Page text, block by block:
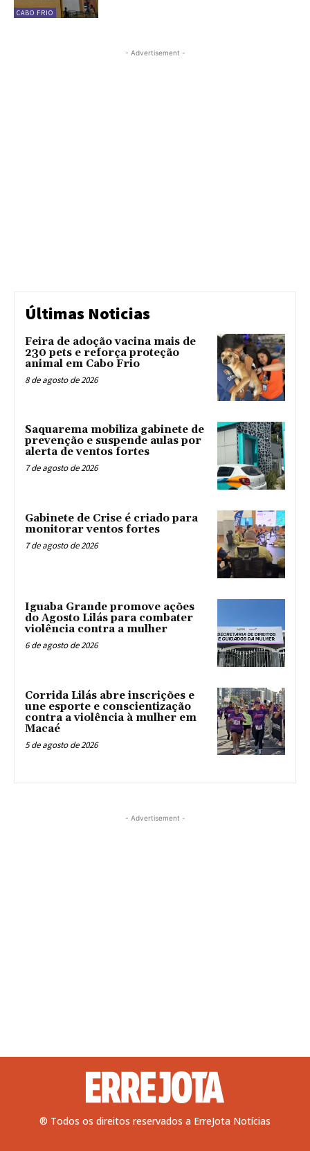
CABO FRIO
- Advertisement -
Últimas Noticias
Feira de adoção vacina mais de
230 pets e reforça proteção
animal em Cabo Frio
8 de agosto de 2026
Saquarema mobiliza gabinete de
prevenção e suspende aulas por
alerta de ventos fortes
7 de agosto de 2026
Gabinete de Crise é criado para
monitorar ventos fortes
7 de agosto de 2026
Iguaba Grande promove ações
do Agosto Lilás para combater
violência contra a mulher
6 de agosto de 2026
Corrida Lilás abre inscrições e
une esporte e conscientização
contra a violência à mulher em
Macaé
5 de agosto de 2026
- Advertisement -
® Todos os direitos reservados a ErreJota Notícias